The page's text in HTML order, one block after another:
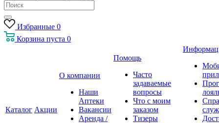
Избранные 0
Корзина пуста 0
Каталог Акции
О компании
Наши
Аптеки
Вакансии
Аренда /
Помощь
Часто
задаваемые
вопросы
Что с моим
заказом
Тизеры